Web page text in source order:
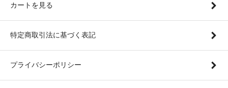
カートを見る
特定商取引法に基づく表記
プライバシーポリシー